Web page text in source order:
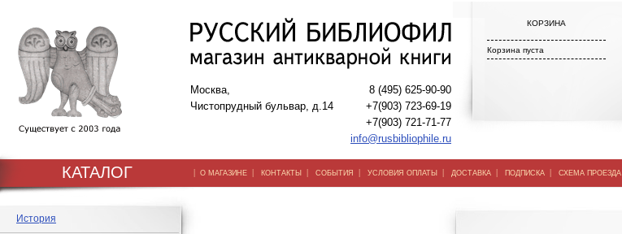
Москва,
Чистопрудный бульвар, д.14
8 (495) 625-90-90
+7(903) 723-69-19
+7(903) 721-71-77
info@rusbibliophile.ru
КОРЗИНА
Корзина пуста
КАТАЛОГ | О МАГАЗИНЕ | КОНТАКТЫ | СОБЫТИЯ | УСЛОВИЯ ОПЛАТЫ | ДОСТАВКА | ПОДПИСКА | СХЕМА ПРОЕЗДА
История